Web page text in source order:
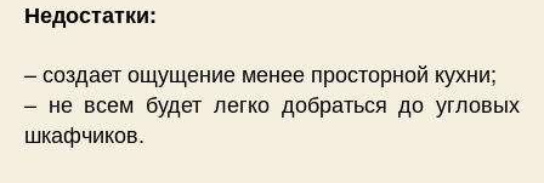
Недостатки:
– создает ощущение менее просторной кухни;
– не всем будет легко добраться до угловых
шкафчиков.